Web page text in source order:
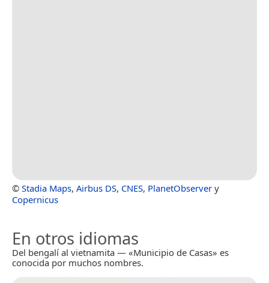
© Stadia Maps, Airbus DS, CNES, PlanetObserver y
Copernicus
En otros idiomas
Del bengalí al vietnamita — «Municipio de Casas» es
conocida por muchos nombres.